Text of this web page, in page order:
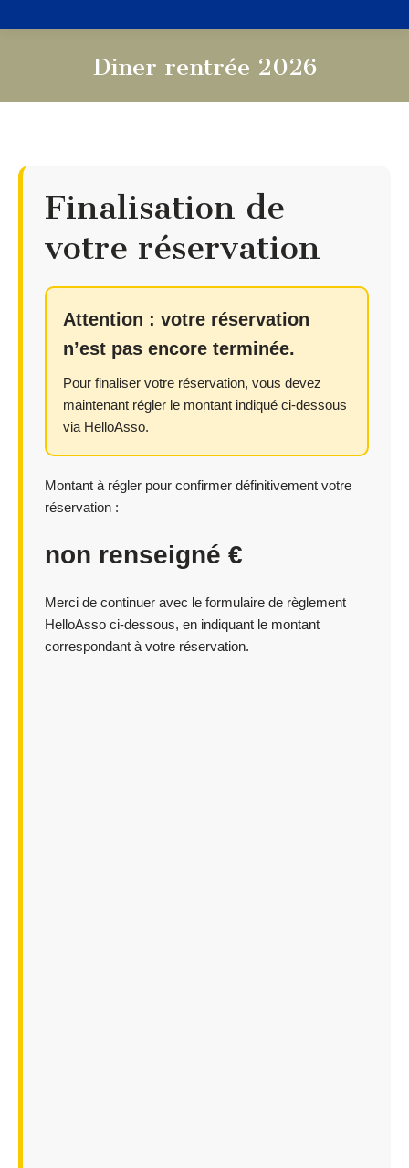
Diner rentrée 2026
Finalisation de
votre réservation
Attention : votre réservation
n’est pas encore terminée.
Pour finaliser votre réservation, vous devez
maintenant régler le montant indiqué ci-dessous
via HelloAsso.
Montant à régler pour confirmer définitivement votre
réservation :
non renseigné €
Merci de continuer avec le formulaire de règlement
HelloAsso ci-dessous, en indiquant le montant
correspondant à votre réservation.